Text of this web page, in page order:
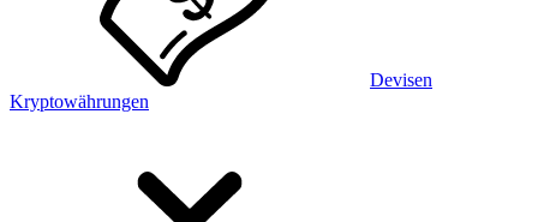
Devisen
Kryptowährungen